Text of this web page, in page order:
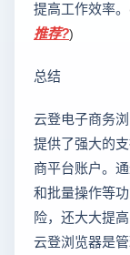
提高工作效率。
推荐?)
总结
云登电子商务
提供了强大的
商平台账户。
和批量操作等
险，还大大提
云登浏览器是